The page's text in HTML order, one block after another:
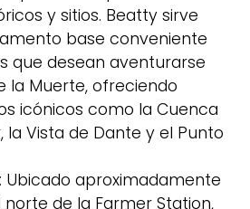
y sitios. Beatty sirve
base conveniente
que desean aventurarse
la Muerte, ofreciendo
icónicos como la Cuenca
la Vista de Dante y el Punto
Ubicado aproximadamente
norte de la Farmer Station,